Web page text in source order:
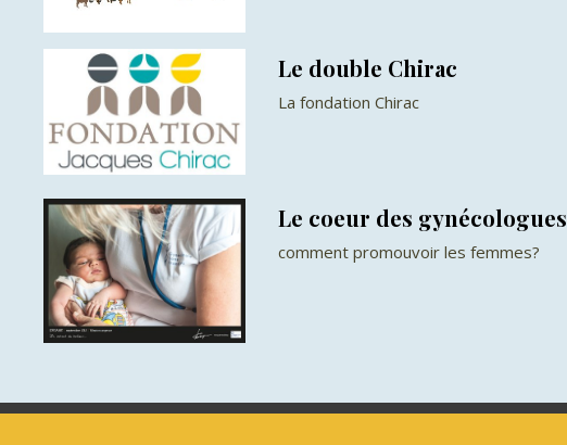
Le double Chirac
La fondation Chirac
Le coeur des gynécologues
comment promouvoir les femmes?